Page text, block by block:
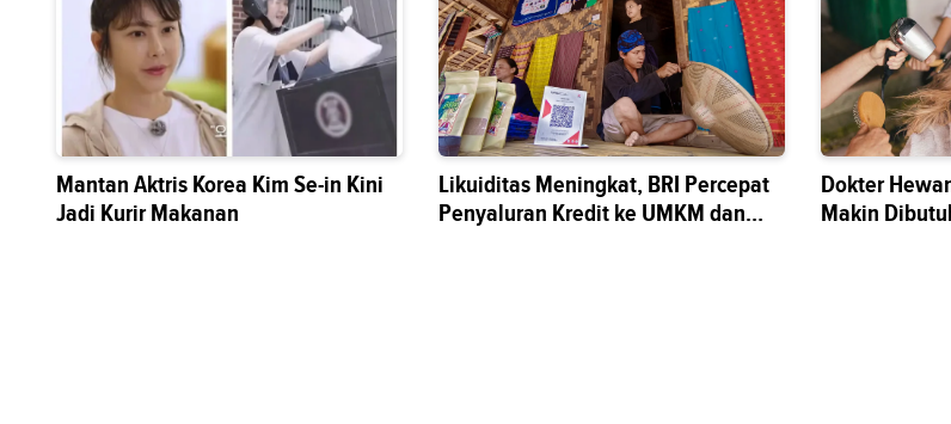
Mantan Aktris Korea Kim Se-in Kini
Jadi Kurir Makanan
Likuiditas Meningkat, BRI Percepat
Penyaluran Kredit ke UMKM dan
Dokter
Makin